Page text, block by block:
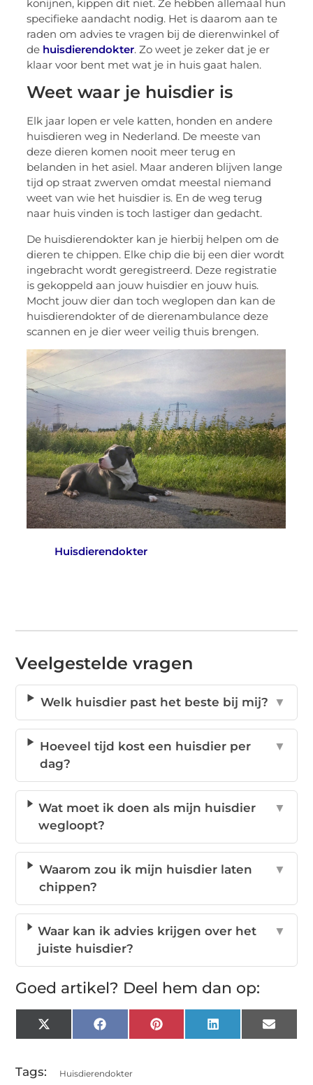
konijnen, kippen dit niet. Ze hebben allemaal hun
specifieke aandacht nodig. Het is daarom aan te
raden om advies te vragen bij de dierenwinkel of
de huisdierendokter. Zo weet je zeker dat je er
klaar voor bent met wat je in huis gaat halen.
Weet waar je huisdier is
Elk jaar lopen er vele katten, honden en andere
huisdieren weg in Nederland. De meeste van
deze dieren komen nooit meer terug en
belanden in het asiel. Maar anderen blijven lange
tijd op straat zwerven omdat meestal niemand
weet van wie het huisdier is. En de weg terug
naar huis vinden is toch lastiger dan gedacht.
De huisdierendokter kan je hierbij helpen om de
dieren te chippen. Elke chip die bij een dier wordt
ingebracht wordt geregistreerd. Deze registratie
is gekoppeld aan jouw huisdier en jouw huis.
Mocht jouw dier dan toch weglopen dan kan de
huisdierendokter of de dierenambulance deze
scannen en je dier weer veilig thuis brengen.
Huisdierendokter
Veelgestelde vragen
Welk huisdier past het beste bij mij? ▼
Hoeveel tijd kost een huisdier per
dag?
▼
Wat moet ik doen als mijn huisdier
wegloopt?
▼
Waarom zou ik mijn huisdier laten
chippen?
▼
Waar kan ik advies krijgen over het
juiste huisdier?
▼
Goed artikel? Deel hem dan op:
X
(Twitter)
FacebookPinterestLinkedInEmail
Tags: Huisdierendokter